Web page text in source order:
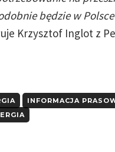
będzie w
Krzysztof Inglot z
INFORMACJA